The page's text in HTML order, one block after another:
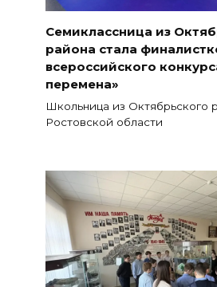
Семиклассница из
района стала
всероссийского
перемена»
Школьница из Октябрьского
Ростовской области